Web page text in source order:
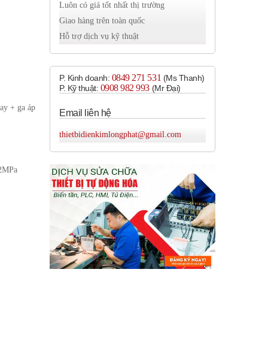
+ ga áp
Luôn có giá tốt nhất thị trường
Giao hàng trên toàn quốc
Hỗ trợ dịch vụ kỹ thuật
P. Kinh doanh: 0849 271 531 (Ms Thanh)
P. Kỹ thuật: 0908 982 993​ (Mr Đại)
Email liên hệ
thietbidienkimlongphat@gmail.com